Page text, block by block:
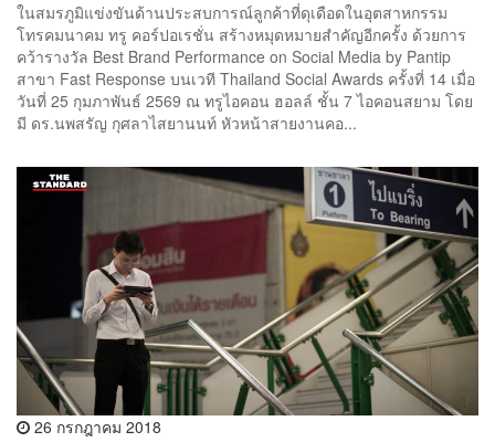
ในสมรภูมิแข่งขันด้านประสบการณ์ลูกค้าที่ดุเดือดในอุตสาหกรรม
โทรคมนาคม ทรู คอร์ปอเรชั่น สร้างหมุดหมายสำคัญอีกครั้ง ด้วยการ
คว้ารางวัล Best Brand Performance on Social Media by Pantip
สาขา Fast Response บนเวที Thailand Social Awards ครั้งที่ 14 เมื่อ
วันที่ 25 กุมภาพันธ์ 2569 ณ ทรูไอคอน ฮอลล์ ชั้น 7 ไอคอนสยาม โดย
มี ดร.นพสรัญ กุศลาไสยานนท์ หัวหน้าสายงานคอ...
26 กรกฎาคม 2018